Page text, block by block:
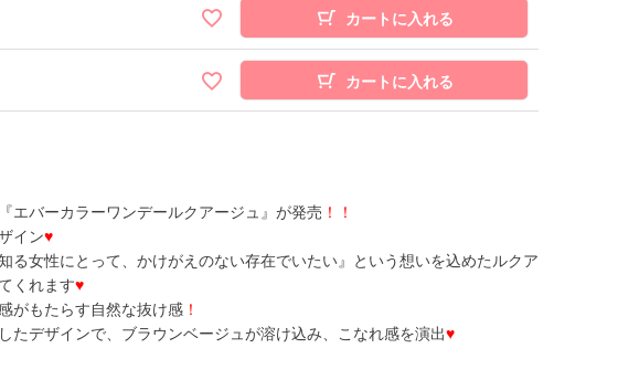
カートに入れる
カートに入れる
エバーカラーワンデールクアージュ』が発売 ！！
イン♥
る女性にとって、かけがえのない存在でいたい』という想いを込めたルクア
くれます♥
がもたらす自然な抜け感！
たデザインで、ブラウンベージュが溶け込み、こなれ感を演出♥